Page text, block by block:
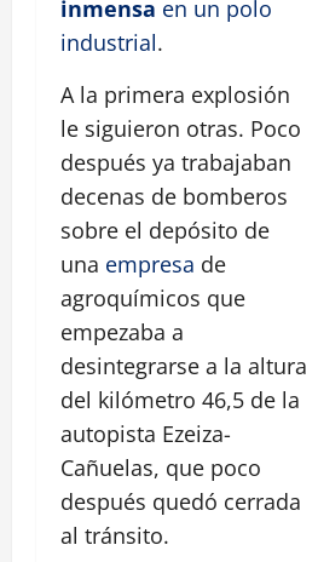
inmensa en un polo
industrial.
A la primera explosión
le siguieron otras. Poco
después ya trabajaban
decenas de bomberos
sobre el depósito de
una empresa de
agroquímicos que
empezaba a
desintegrarse a la altura
del kilómetro 46,5 de la
autopista Ezeiza-
Cañuelas, que poco
después quedó cerrada
al tránsito.